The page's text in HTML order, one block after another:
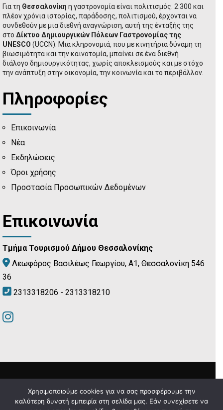
Για τη Θεσσαλονίκη η γαστρονομία είναι πολιτισμός. 2.300 και
πλέον χρόνια ιστορίας, παράδοσης, πολιτισμού, έρχονται να
συνδεθούν με μια διεθνή αναγνώριση, αυτή της ένταξής της
στο Δίκτυο Δημιουργικών Πόλεων Γαστρονομίας της
UNESCO (UCCN). Μια κληρονομιά, που με κινητήρια δύναμη τη
βιωσιμότητα και την καινοτομία, μπαίνει σε ένα διεθνή
διάλογο δημιουργικότητας, χωρίς αποκλεισμούς και με στόχο
την ανάπτυξη στην οικονομία, την κοινωνία και το περιβάλλον.
Πληροφορίες
Επικοινωνία
Νέα
Εκδηλώσεις
Όροι χρήσης
Προστασία Προσωπικών Δεδομένων
Επικοινωνία
Τμήμα Τουρισμού Δήμου Θεσσαλονίκης
Λεωφόρος Βασιλέως Γεωργίου, Α1, Θεσσαλονίκη 546
36
2313318206 - 2313318210
Δήμος Θεσσαλονίκης © 2024
Χρησιμοποιούμε cookies για να σας προσφέρουμε την
καλύτερη δυνατή εμπειρία στη σελίδα μας. Εάν συνεχίσετε να